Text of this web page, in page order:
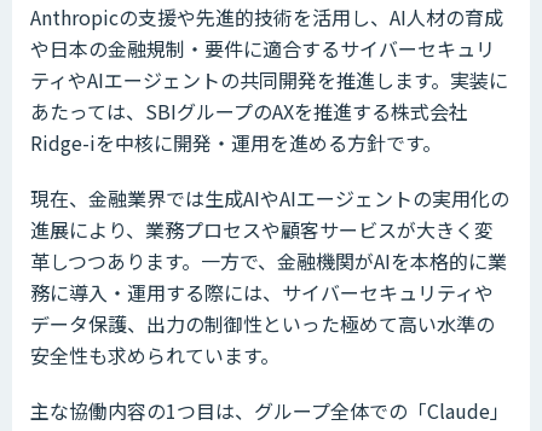
Anthropicの支援や先進的技術を活用し、AI人材の育成
や日本の金融規制・要件に適合するサイバーセキュリ
ティやAIエージェントの共同開発を推進します。実装に
あたっては、SBIグループのAXを推進する株式会社
Ridge-iを中核に開発・運用を進める方針です。
現在、金融業界では生成AIやAIエージェントの実用化の
進展により、業務プロセスや顧客サービスが大きく変
革しつつあります。一方で、金融機関がAIを本格的に業
務に導入・運用する際には、サイバーセキュリティや
データ保護、出力の制御性といった極めて高い水準の
安全性も求められています。
主な協働内容の1つ目は、グループ全体での「Claude」